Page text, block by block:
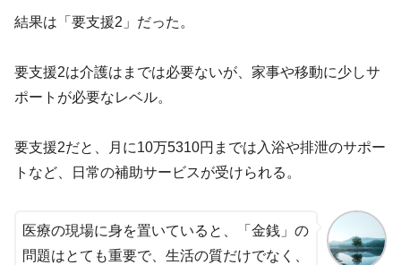
結果は「要支援2」だった。
要支援2は介護はまでは必要ないが、家事や移動に少しサ
ポートが必要なレベル。
要支援2だと、月に10万5310円までは入浴や排泄のサポー
トなど、日常の補助サービスが受けられる。
医療の現場に身を置いていると、「金銭」の
問題はとても重要で、生活の質だけでなく、